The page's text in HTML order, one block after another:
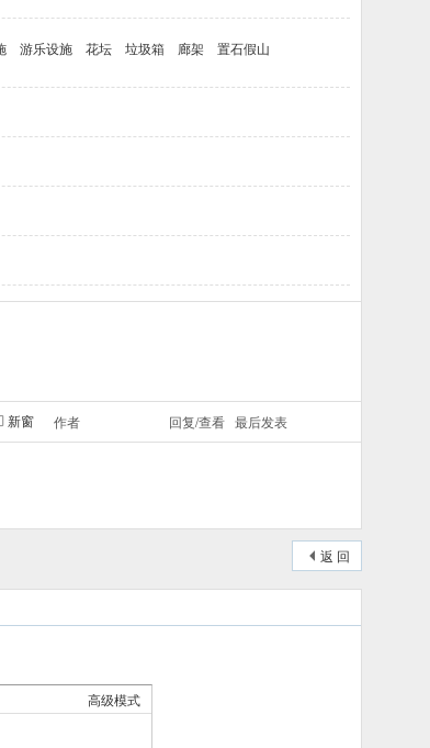
游乐设施 花坛 垃圾箱 廊架
置石假山
新窗 作者 回复/查看 最后发表
返 回
高级模式